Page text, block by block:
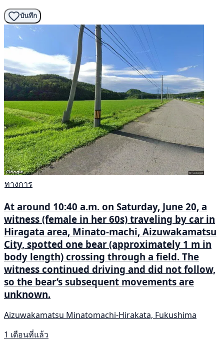
บันทึก
ทางการ
At around 10:40 a.m. on Saturday, June 20, a
witness (female in her 60s) traveling by car in
Hiragata area, Minato-machi, Aizuwakamatsu
City, spotted one bear (approximately 1 m in
body length) crossing through a field. The
witness continued driving and did not follow,
so the bear’s subsequent movements are
unknown.
Aizuwakamatsu Minatomachi-Hirakata, Fukushima
1 เดือนที่แล้ว